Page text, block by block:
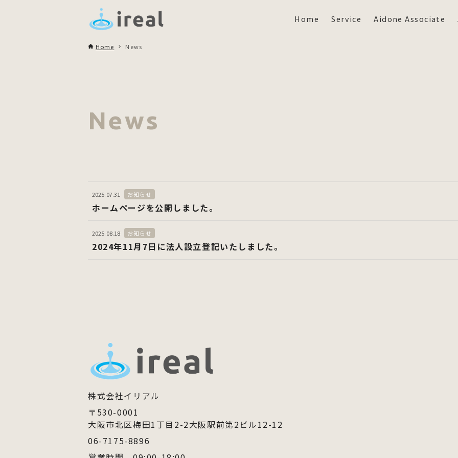
Home Service Aidone Associate
Home News
News
2025.07.31 お知らせ
ホームページを公開しました。
2025.08.18 お知らせ
2024年11月7日に法人設立登記いたしました。
株式会社イリアル
〒530-0001
大阪市北区梅田1丁目2-2大阪駅前第2ビル12-12
06-7175-8896